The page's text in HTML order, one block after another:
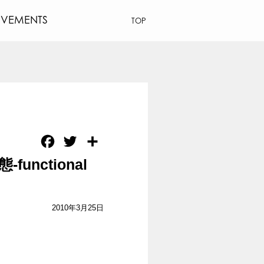
TOP
Facebook
Twitter
-functional
2010年3月25日